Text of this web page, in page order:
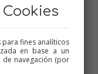
Navidad
fines analíticos
en base a un
navegación (por